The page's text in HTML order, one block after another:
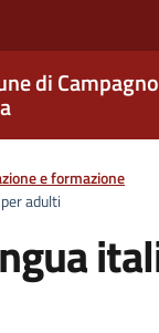
di
e formazione
adulti